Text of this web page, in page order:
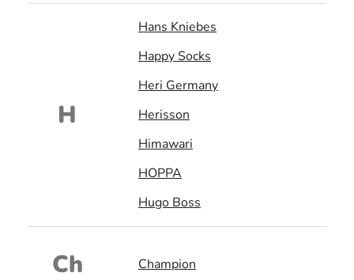
H
Hans Kniebes
Happy Socks
Heri Germany
Herisson
Himawari
HOPPA
Hugo Boss
Ch Champion